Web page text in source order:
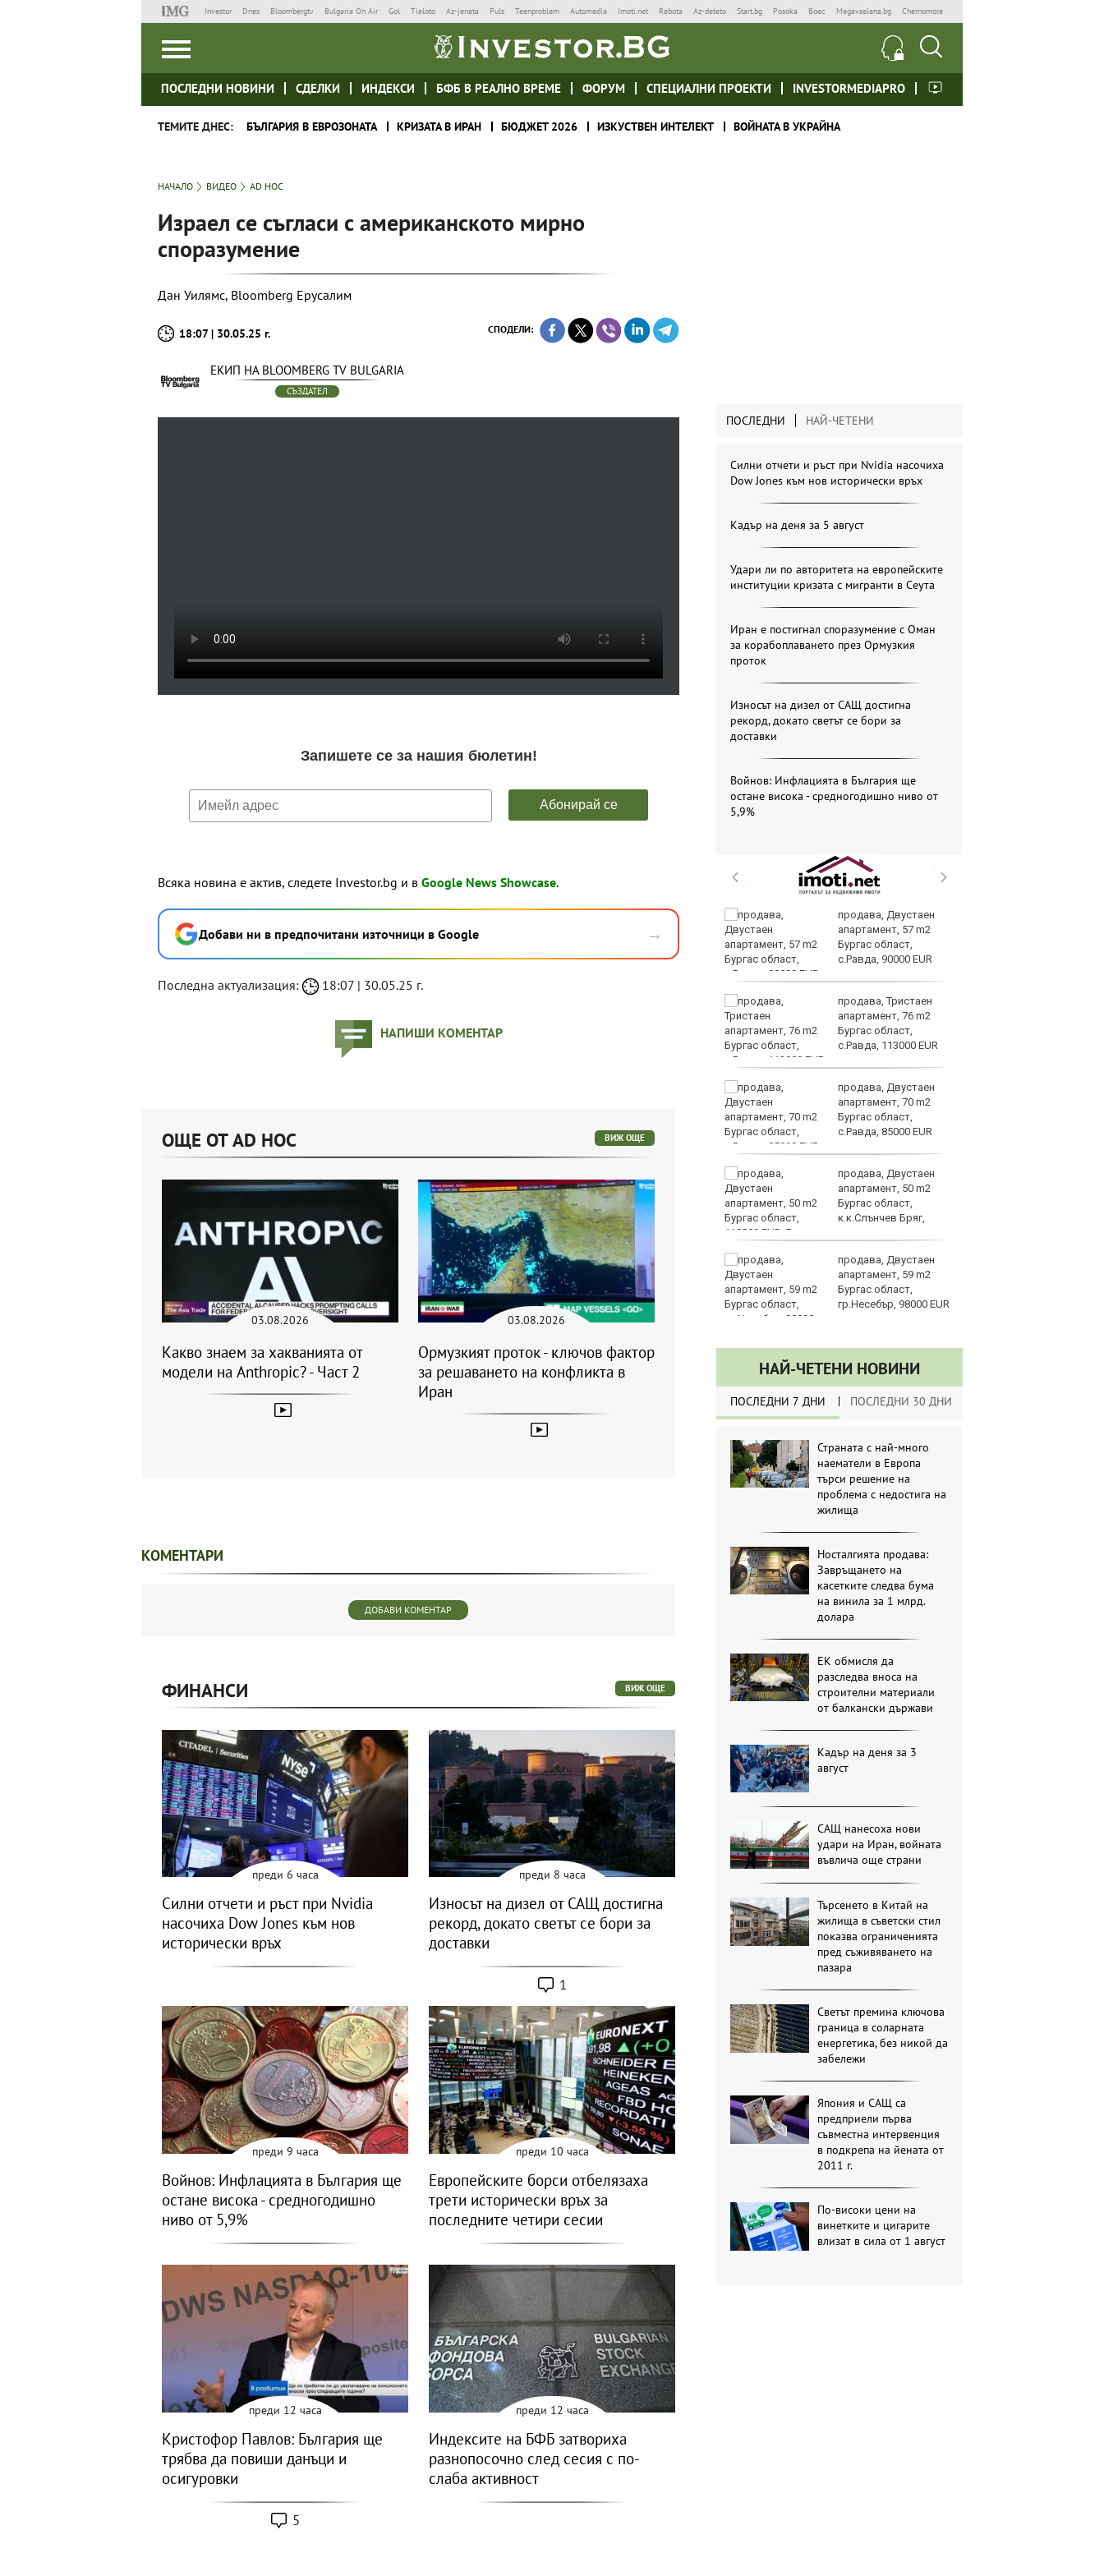
Investor Dnes Bloombergtv Bulgaria On Air Gol Tialoto Az-jenata Puls Teenproblem Automedia Imoti.net Rabota Az-deteto Start.bg Posoka Boec Megavselena.bg Chernomore
ПОСЛЕДНИ НОВИНИ СДЕЛКИ ИНДЕКСИ БФБ В РЕАЛНО ВРЕМЕ ФОРУМ СПЕЦИАЛНИ ПРОЕКТИ INVESTORMEDIAPRO
ТЕМИТЕ ДНЕС: БЪЛГАРИЯ В ЕВРОЗОНАТА КРИЗАТА В ИРАН БЮДЖЕТ 2026 ИЗКУСТВЕН ИНТЕЛЕКТ ВОЙНАТА В УКРАЙНА
НАЧАЛО ВИДЕО AD HOC
Израел се съгласи с американското мирно
споразумение
Дан Уилямс, Bloomberg Ерусалим
18:07 | 30.05.25 г. СПОДЕЛИ:
ЕКИП НА BLOOMBERG TV BULGARIA
СЪЗДАТЕЛ
Всяка новина е актив, следете Investor.bg и в Google News Showcase.
Добави ни в предпочитани източници в Google →
Последна актуализация: 18:07 | 30.05.25 г.
НАПИШИ КОМЕНТАР
ПОСЛЕДНИ НАЙ-ЧЕТЕНИ
Силни отчети и ръст при Nvidia насочиха
Dow Jones към нов исторически връх
Кадър на деня за 5 август
Удари ли по авторитета на европейските
институции кризата с мигранти в Сеута
Иран е постигнал споразумение с Оман
за корабоплаването през Ормузкия
проток
Износът на дизел от САЩ достигна
рекорд, докато светът се бори за
доставки
Войнов: Инфлацията в България ще
остане висока - средногодишно ниво от
5,9%
евро по закон
шофьори с алкохол
или наркотици
Три главни дирекции
поемат дейностите на
Регионалните здравни
инспекции
продава, Двустаен
апартамент, 57 m2
Бургас област,
с.Равда, 90000 EUR
продава, Тристаен
апартамент, 76 m2
Бургас област,
с.Равда, 113000 EUR
продава, Двустаен
апартамент, 70 m2
Бургас област,
с.Равда, 85000 EUR
продава, Двустаен
апартамент, 50 m2
Бургас област,
к.к.Слънчев Бряг,
118000 EUR
продава, Двустаен
апартамент, 59 m2
Бургас област,
гр.Несебър, 98000 EUR
НАЙ-ЧЕТЕНИ НОВИНИ
ПОСЛЕДНИ 7 ДНИ ПОСЛЕДНИ 30 ДНИ
Страната с най-много
наематели в Европа
търси решение на
проблема с недостига на
жилища
Носталгията продава:
Завръщането на
касетките следва бума
на винила за 1 млрд.
долара
ЕК обмисля да
разследва вноса на
строителни материали
от балкански държави
Кадър на деня за 3
август
САЩ нанесоха нови
удари на Иран, войната
въвлича още страни
Търсенето в Китай на
жилища в съветски стил
показва ограниченията
пред съживяването на
пазара
Светът премина ключова
граница в соларната
енергетика, без никой да
забележи
Япония и САЩ са
предприели първа
съвместна интервенция
в подкрепа на йената от
2011 г.
По-високи цени на
винетките и цигарите
влизат в сила от 1 август
ОЩЕ ОТ AD HOC ВИЖ ОЩЕ
03.08.2026
Какво знаем за хакванията от
модели на Anthropic? - Част 2
03.08.2026
Ормузкият проток - ключов фактор
за решаването на конфликта в
Иран
КОМЕНТАРИ
ДОБАВИ КОМЕНТАР
ФИНАНСИ ВИЖ ОЩЕ
преди 6 часа
Силни отчети и ръст при Nvidia
насочиха Dow Jones към нов
исторически връх
преди 8 часа
Износът на дизел от САЩ достигна
рекорд, докато светът се бори за
доставки
1
преди 9 часа
Войнов: Инфлацията в България ще
остане висока - средногодишно
ниво от 5,9%
преди 10 часа
Европейските борси отбелязаха
трети исторически връх за
последните четири сесии
преди 12 часа
Кристофор Павлов: България ще
трябва да повиши данъци и
осигуровки
5
преди 12 часа
Индексите на БФБ затвориха
разнопосочно след сесия с по-
слаба активност